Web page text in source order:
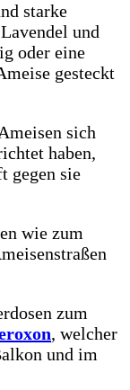
starke
und
oder eine
gesteckt
sich
haben,
gegen sie
wie zum
zum
, welcher
und im